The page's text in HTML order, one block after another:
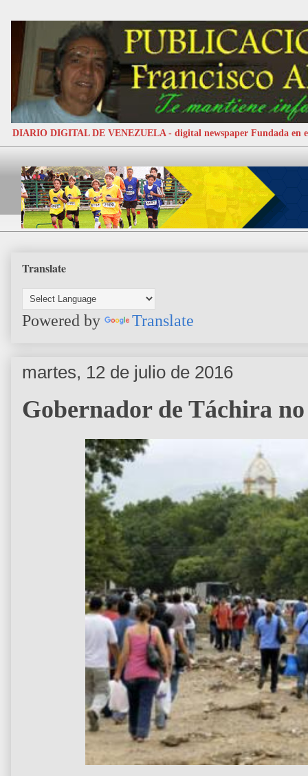
DIARIO DIGITAL DE VENEZUELA - digital newspaper Fundada en
Translate
Powered by Translate
martes, 12 de julio de 2016
Gobernador de Táchira